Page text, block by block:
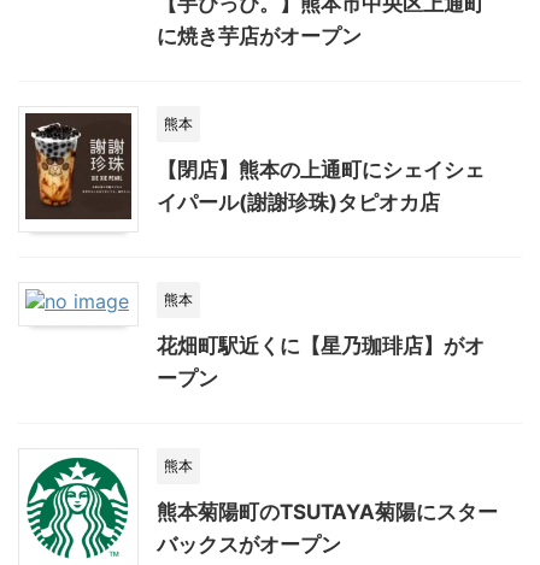
に焼き芋店がオープン
熊本
【閉店】熊本の上通町にシェイシェ
イパール(謝謝珍珠)タピオカ店
熊本
花畑町駅近くに【星乃珈琲店】がオ
ープン
熊本
熊本菊陽町のTSUTAYA菊陽にスター
バックスがオープン